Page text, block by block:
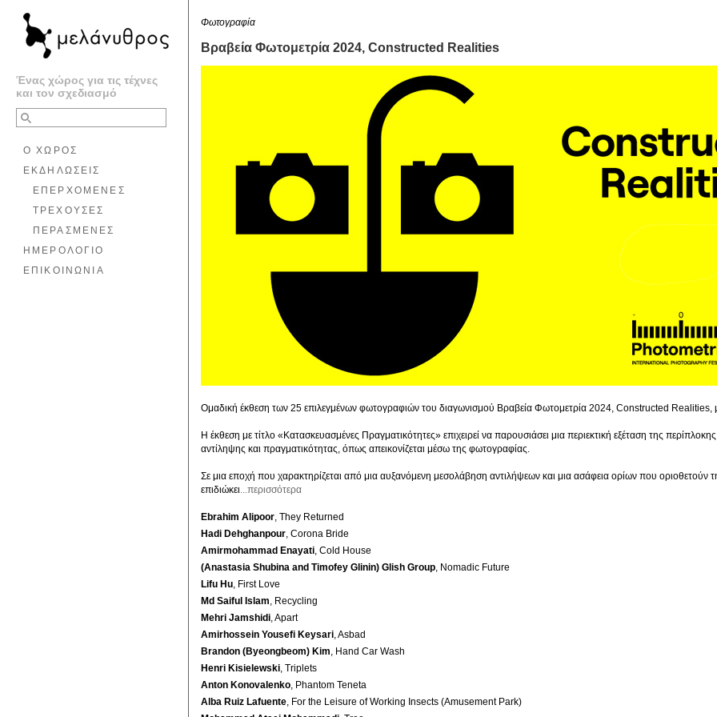
Ένας χώρος για τις τέχνες
και τον σχεδιασμό
Ο ΧΩΡΟΣ
ΕΚΔΗΛΩΣΕΙΣ
ΕΠΕΡΧΟΜΕΝΕΣ
ΤΡΕΧΟΥΣΕΣ
ΠΕΡΑΣΜΕΝΕΣ
ΗΜΕΡΟΛΟΓΙΟ
ΕΠΙΚΟΙΝΩΝΙΑ
Φωτογραφία
Βραβεία Φωτομετρία 2024, Constructed Realities
Ομαδική έκθεση των 25 επιλεγμένων φωτογραφιών του διαγωνισμού Βραβεία Φωτομετρία 2024, Constructed Realities,
Η έκθεση με τίτλο «Κατασκευασμένες Πραγματικότητες» επιχειρεί να παρουσιάσει μια περιεκτική εξέταση της
αντίληψης και πραγματικότητας, όπως απεικονίζεται μέσω της φωτογραφίας.
Σε μια εποχή που χαρακτηρίζεται από μια αυξανόμενη μεσολάβηση αντιλήψεων και μια ασάφεια ορίων που οριοθετούν
επιδιώκει...περισσότερα
Ebrahim Alipoor, They Returned
Hadi Dehghanpour, Corona Bride
Amirmohammad Enayati, Cold House
(Anastasia Shubina and Timofey Glinin) Glish Group, Nomadic Future
Lifu Hu, First Love
Md Saiful Islam, Recycling
Mehri Jamshidi, Apart
Amirhossein Yousefi Keysari, Asbad
Brandon (Byeongbeom) Kim, Hand Car Wash
Henri Kisielewski, Triplets
Anton Konovalenko, Phantom Teneta
Alba Ruiz Lafuente, For the Leisure of Working Insects (Amusement Park)